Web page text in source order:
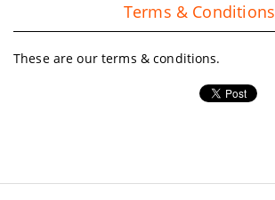
Terms & Conditions
These are our terms & conditions.